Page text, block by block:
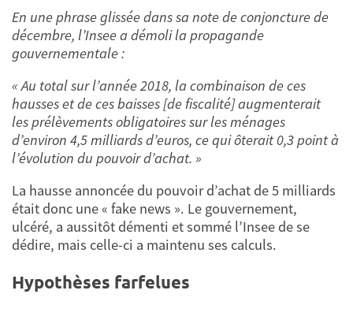
En une phrase glissée dans sa note de conjoncture de
décembre, l’Insee a démoli la propagande
gouvernementale :
« Au total sur l’année 2018, la combinaison de ces
hausses et de ces baisses [de fiscalité] augmenterait
les prélèvements obligatoires sur les ménages
d’environ 4,5 milliards d’euros, ce qui ôterait 0,3 point à
l’évolution du pouvoir d’achat. »
La hausse annoncée du pouvoir d’achat de 5 milliards
était donc une « fake news ». Le gouvernement,
ulcéré, a aussitôt démenti et sommé l’Insee de se
dédire, mais celle-ci a maintenu ses calculs.
Hypothèses farfelues